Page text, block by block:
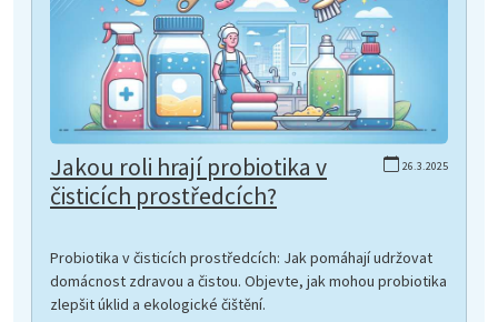
26.3.2025
Jakou roli hrají probiotika v
čisticích prostředcích?
Probiotika v čisticích prostředcích: Jak pomáhají udržovat
domácnost zdravou a čistou. Objevte, jak mohou probiotika
zlepšit úklid a ekologické čištění.